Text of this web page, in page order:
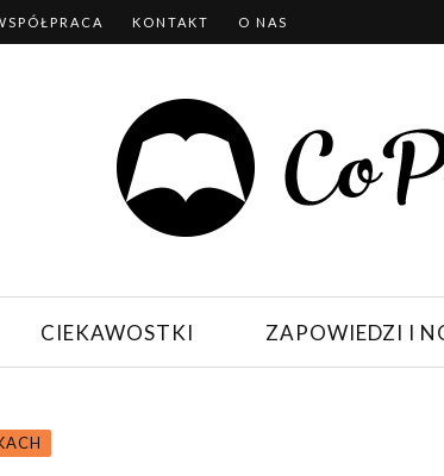
KONTAKT O NAS
CIEKAWOSTKI ZAPOWIEDZI I